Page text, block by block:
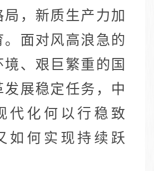
局，新质生产力加
。面对风高浪急的
境、艰巨繁重的国
发展稳定任务，中
代化何以行稳致
如何实现持续跃